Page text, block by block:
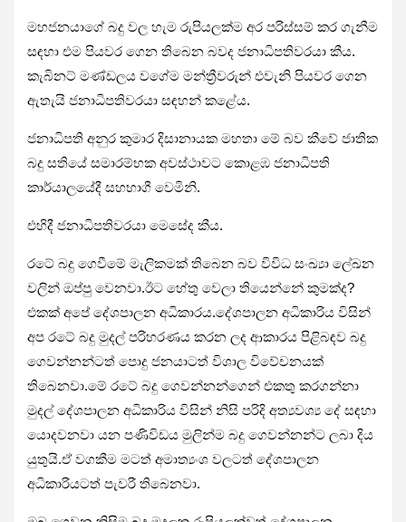
මහජනයාගේ බදු වල හැම රුපියලක්ම අර පරිස්සම් කර ගැනීම
සඳහා එම පියවර ගෙන තිබෙන බවද ජනාධිපතිවරයා කීය.
කැබිනට් මණ්ඩලය වගේම මන්ත්‍රීවරුන් එවැනි පියවර ගෙන
ඇතැයි ජනාධිපතිවරයා සඳහන් කළේය.
ජනාධිපති අනුර කුමාර දිසානායක මහතා මේ බව කීවේ ජාතික
බදු සතියේ සමාරම්භක අවස්ථාවට කොළඹ ජනාධිපති
කාර්යාලයේදී සහභාගී වෙමිනි.
එහිදී ජනාධිපතිවරයා මෙසේද කීය.
රටේ බදු ගෙවීමේ මැලිකමක් තිබෙන බව විවිධ සංඛ්‍යා ලේඛන
වලින් ඔප්පු වෙනවා.ඊට හේතු වෙලා තියෙන්නේ කුමක්ද?
එකක් අපේ දේශපාලන අධිකාරය.දේශපාලන අධිකාරිය විසින්
අප රටේ බදු මුදල් පරිහරණය කරන ලද ආකාරය පිළිබඳව බදු
ගෙවන්නන්ටත් පොදු ජනයාටත් විශාල විවේචනයක්
තිබෙනවා.මේ රටේ බදු ගෙවන්නන්ගෙන් එකතු කරගන්නා
මුදල් දේශපාලන අධිකාරිය විසින් නිසි පරිදි අත්‍යවශ්‍ය දේ සඳහා
යොදවනවා යන පණිවිඩය මුලින්ම බදු ගෙවන්නන්ට ලබා දිය
යුතුයි.ඒ වගකීම මටත් අමාත්‍යංශ වලටත් දේශපාලන
අධිකාරියටත් පැවරී තිබෙනවා.